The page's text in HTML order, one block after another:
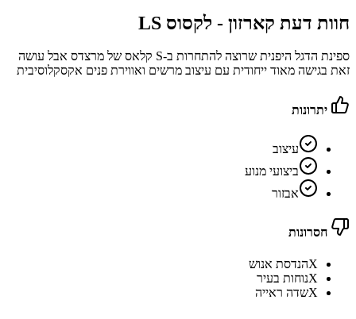
חוות דעת קארזון - לקסוס LS
ספינת הדגל היפנית שרוצה להתחרות ב-S קלאס של מרצדס אבל עושה
זאת בגישה מאוד ייחודית עם עיצוב מרשים ואווירת פנים אקסקלוסיבית
יתרונות
עיצוב
ביצועי מנוע
אבזור
חסרונות
Xהנדסת אנוש
Xנוחות בעיר
Xשדה ראייה